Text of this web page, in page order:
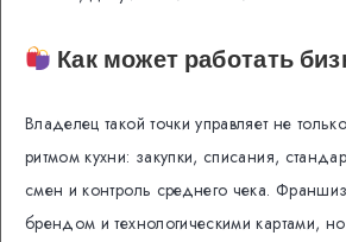
Как может работать
Владелец такой точки управляет не
ритмом кухни: закупки, списания,
смен и контроль среднего чека.
брендом и технологическими картами,